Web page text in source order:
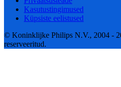
Kasutustingimused
Küpsiste eelistused
© Koninklijke Philips N.V., 2004 -
reserveeritud.